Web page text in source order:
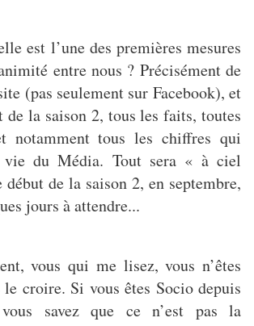
est l’une des premières mesures
entre nous ? Précisément de
(pas seulement sur Facebook), et
de la saison 2, tous les faits, toutes
notamment tous les chiffres qui
vie du Média. Tout sera « à ciel
de la saison 2, en septembre,
jours à attendre...
vous qui me lisez, vous n’êtes
croire. Si vous êtes Socio depuis
savez que ce n’est pas la